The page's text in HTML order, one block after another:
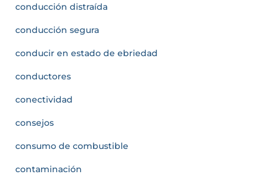
conducción distraída
conducción segura
conducir en estado de ebriedad
conductores
conectividad
consejos
consumo de combustible
contaminación